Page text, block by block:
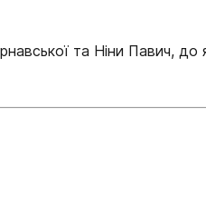
та Ніни Павич, до